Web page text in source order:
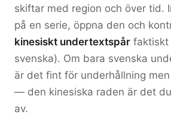
skiftar med region och över tid.
på en serie, öppna den och
kinesiskt undertextspår faktiskt
svenska). Om bara svenska
är det fint för underhållning
— den kinesiska raden är det
av.